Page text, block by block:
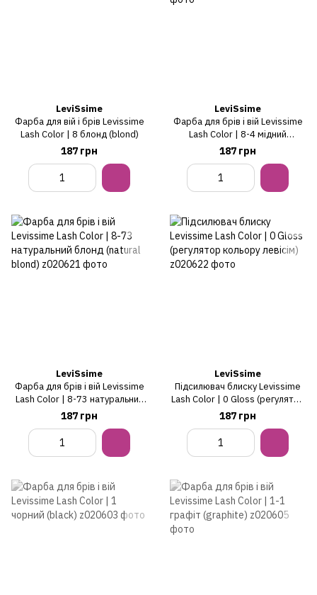
LeviSsime
Фарба для вій і брів Levissime
Lash Color | 8 блонд (blond)
187 грн
LeviSsime
Фарба для брів і вій Levissime
Lash Color | 8-4 мідний
(copper)
187 грн
LeviSsime
Фарба для брів і вій Levissime
Lash Color | 8-73 натуральний
блонд (natural blond)
187 грн
LeviSsime
Підсилювач блиску Levissime
Lash Color | 0 Gloss (регулятор
кольору левісім)
187 грн